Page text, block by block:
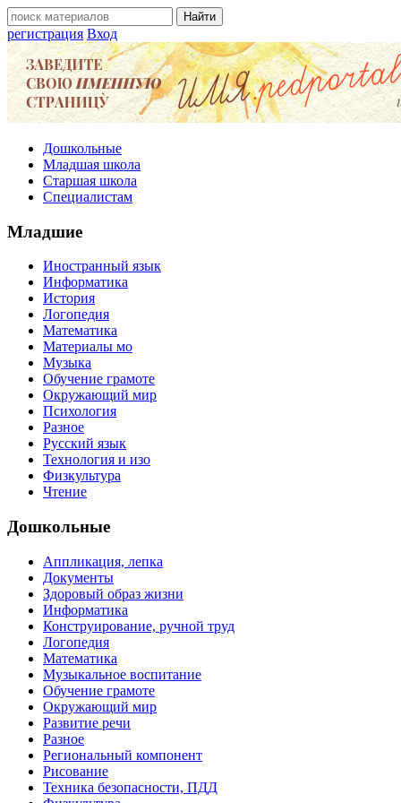
регистрация Вход
Дошкольные
Младшая школа
Старшая школа
Специалистам
Младшие
Иностранный язык
Информатика
История
Логопедия
Математика
Материалы мо
Музыка
Обучение грамоте
Окружающий мир
Психология
Разное
Русский язык
Технология и изо
Физкультура
Чтение
Дошкольные
Аппликация, лепка
Документы
Здоровый образ жизни
Информатика
Конструирование, ручной труд
Логопедия
Математика
Музыкальное воспитание
Обучение грамоте
Окружающий мир
Развитие речи
Разное
Региональный компонент
Рисование
Техника безопасности, ПДД